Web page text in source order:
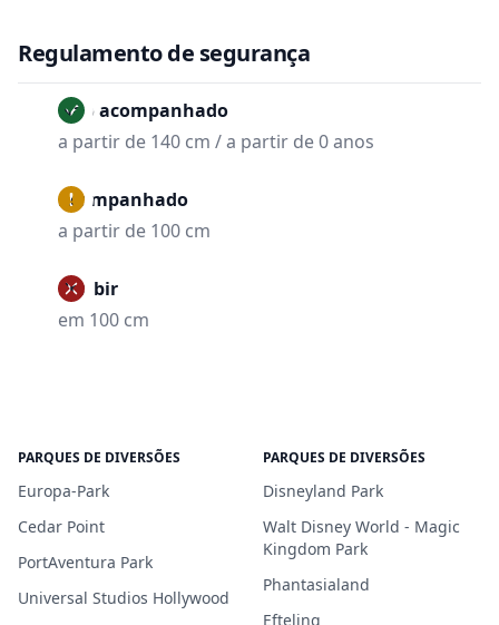
Regulamento de segurança
Não acompanhado
a partir de 140 cm / a partir de 0 anos
Acompanhado
a partir de 100 cm
Proibir
em 100 cm
PARQUES DE DIVERSÕES
Europa-Park
Cedar Point
PortAventura Park
Universal Studios Hollywood
PARQUES DE DIVERSÕES
Disneyland Park
Walt Disney World - Magic
Kingdom Park
Phantasialand
Efteling